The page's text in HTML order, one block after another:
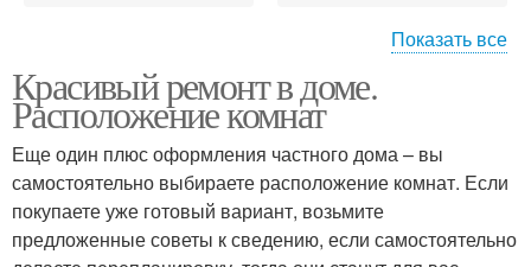
Отличный ремонт
Показать все
Красивый ремонт в доме.
Расположение комнат
Еще один плюс оформления частного дома – вы
самостоятельно выбираете расположение комнат. Если
покупаете уже готовый вариант, возьмите
предложенные советы к сведению, если самостоятельно